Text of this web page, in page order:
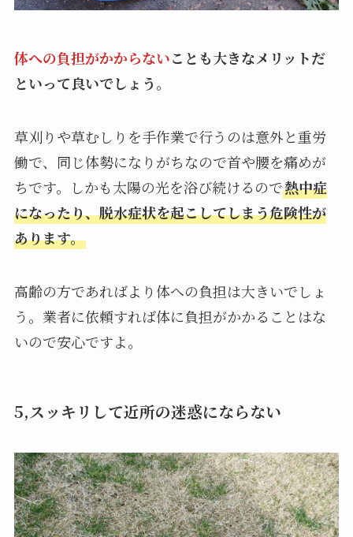
体への負担がかからないことも大きなメリットだ
といって良いでしょう。
草刈りや草むしりを手作業で行うのは意外と重労
働で、同じ体勢になりがちなので首や腰を痛めが
ちです。しかも太陽の光を浴び続けるので熱中症
になったり、脱水症状を起こしてしまう危険性が
あります。
高齢の方であればより体への負担は大きいでしょ
う。業者に依頼すれば体に負担がかかることはな
いので安心ですよ。
5,スッキリして近所の迷惑にならない